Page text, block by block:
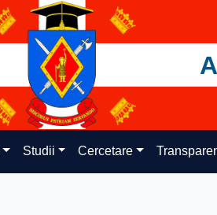
Studii Cercetare